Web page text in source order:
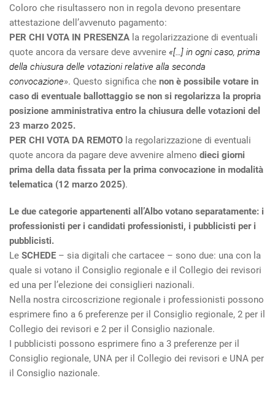
Coloro che risultassero non in regola devono presentare
attestazione dell’avvenuto pagamento:
PER CHI VOTA IN PRESENZA la regolarizzazione di eventuali
quote ancora da versare deve avvenire «[…] in ogni caso, prima
della chiusura delle votazioni relative alla seconda
convocazione». Questo significa che non è possibile votare in
caso di eventuale ballottaggio se non si regolarizza la propria
posizione amministrativa entro la chiusura delle votazioni del
23 marzo 2025.
PER CHI VOTA DA REMOTO la regolarizzazione di eventuali
quote ancora da pagare deve avvenire almeno dieci giorni
prima della data fissata per la prima convocazione in modalità
telematica (12 marzo 2025).
Le due categorie appartenenti all’Albo votano separatamente: i
professionisti per i candidati professionisti, i pubblicisti per i
pubblicisti.
Le SCHEDE – sia digitali che cartacee – sono due: una con la
quale si votano il Consiglio regionale e il Collegio dei revisori
ed una per l’elezione dei consiglieri nazionali.
Nella nostra circoscrizione regionale i professionisti possono
esprimere fino a 6 preferenze per il Consiglio regionale, 2 per il
Collegio dei revisori e 2 per il Consiglio nazionale.
I pubblicisti possono esprimere fino a 3 preferenze per il
Consiglio regionale, UNA per il Collegio dei revisori e UNA per
il Consiglio nazionale.